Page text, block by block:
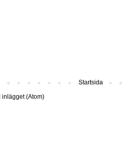
Startsida
inlägget (Atom)